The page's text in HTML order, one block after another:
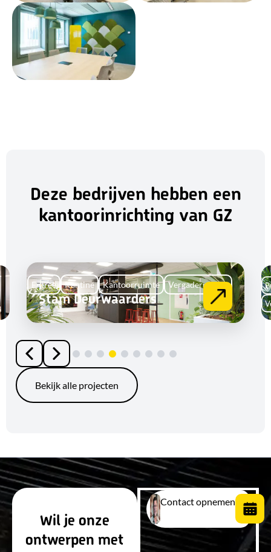
Deze bedrijven hebben een
kantoorinrichting van GZ
Entree Kantine Kantoorruimte Vergaderruimte
Stam Deurwaarders
Bekijk alle projecten
Wil je onze
ontwerpen met
Contact opnemen